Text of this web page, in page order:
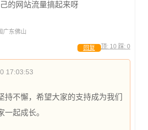
的网站流量搞起来呀
广东佛山
顶: 10 踩: 0
回复
17:03:53
持不懈，希望大家的支持成为我们
一起成长。